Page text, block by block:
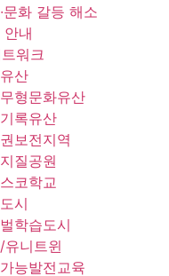
문화 갈등 해소
안내
워크
산
형문화유산
록유산
보전지역
질공원
코학교
시
학습도시
유니트윈
능발전교육